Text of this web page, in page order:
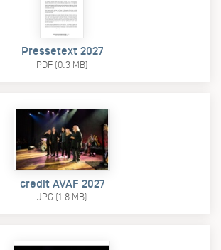
Pressetext 2027
PDF (0.3 MB)
credit AVAF 2027
JPG (1.8 MB)